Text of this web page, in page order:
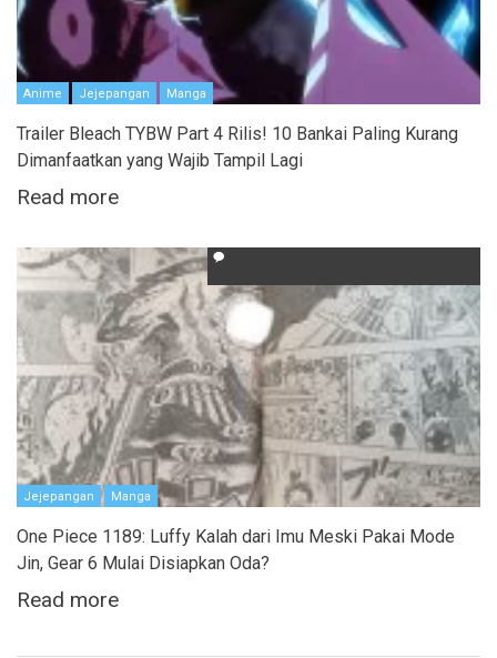
Anime Jejepangan Manga
Trailer Bleach TYBW Part 4 Rilis! 10 Bankai Paling Kurang
Dimanfaatkan yang Wajib Tampil Lagi
Read more
Jejepangan Manga
One Piece 1189: Luffy Kalah dari Imu Meski Pakai Mode
Jin, Gear 6 Mulai Disiapkan Oda?
Read more